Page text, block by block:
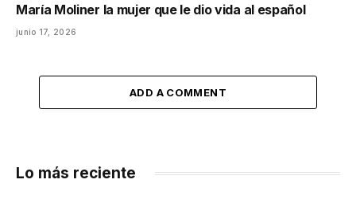
María Moliner la mujer que le dio vida al español
junio 17, 2026
ADD A COMMENT
Lo más reciente